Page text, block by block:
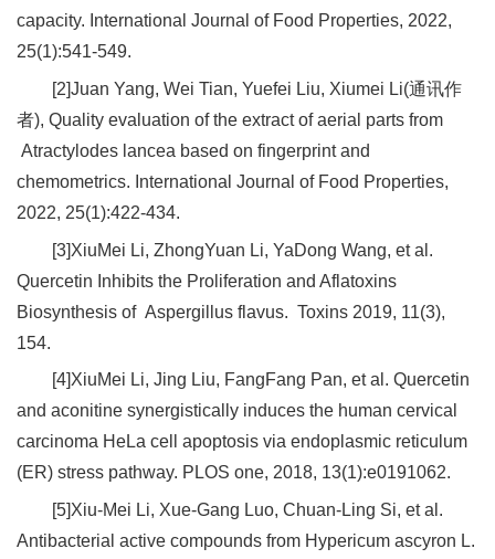
capacity. International Journal of Food Properties, 2022,
25(1):541-549.
[2]Juan Yang, Wei Tian, Yuefei Liu, Xiumei Li(通讯作
者), Quality evaluation of the extract of aerial parts from
Atractylodes lancea based on fingerprint and
chemometrics. International Journal of Food Properties,
2022, 25(1):422-434.
[3]XiuMei Li, ZhongYuan Li, YaDong Wang, et al.
Quercetin Inhibits the Proliferation and Aflatoxins
Biosynthesis of Aspergillus flavus. Toxins 2019, 11(3),
154.
[4]XiuMei Li, Jing Liu, FangFang Pan, et al. Quercetin
and aconitine synergistically induces the human cervical
carcinoma HeLa cell apoptosis via endoplasmic reticulum
(ER) stress pathway. PLOS one, 2018, 13(1):e0191062.
[5]Xiu-Mei Li, Xue-Gang Luo, Chuan-Ling Si, et al.
Antibacterial active compounds from Hypericum ascyron L.